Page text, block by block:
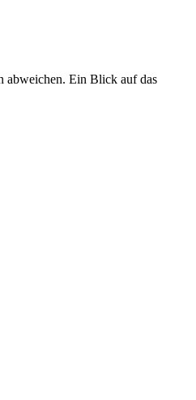
abweichen. Ein Blick auf das